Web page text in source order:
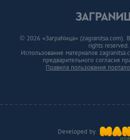
Developed by
© 2026 «ЗаграNица»
rights reserved.
Использование материалов
предварительного согласия
Правила пользования